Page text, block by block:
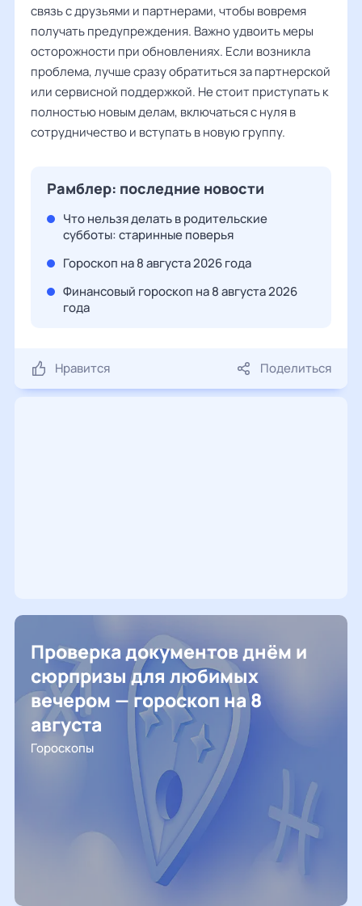
связь с друзьями и партнерами, чтобы вовремя
получать предупреждения. Важно удвоить меры
осторожности при обновлениях. Если возникла
проблема, лучше сразу обратиться за партнерской
или сервисной поддержкой. Не стоит приступать к
полностью новым делам, включаться с нуля в
сотрудничество и вступать в новую группу.
Рамблер: последние новости
Что нельзя делать в родительские
субботы: старинные поверья
Гороскоп на 8 августа 2026 года
Финансовый гороскоп на 8 августа 2026
года
Нравится Поделиться
Проверка документов днём и
сюрпризы для любимых
вечером — гороскоп на 8
августа
Гороскопы